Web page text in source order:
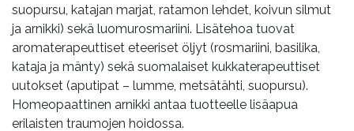
suopursu, katajan marjat, ratamon lehdet, koivun silmut
ja arnikki) sekä luomurosmariini. Lisätehoa tuovat
aromaterapeuttiset eteeriset öljyt (rosmariini, basilika,
kataja ja mänty) sekä suomalaiset kukkaterapeuttiset
uutokset (aputipat – lumme, metsätähti, suopursu).
Homeopaattinen arnikki antaa tuotteelle lisäapua
erilaisten traumojen hoidossa.